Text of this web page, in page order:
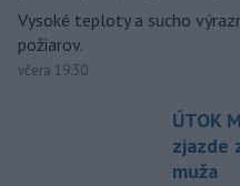
Vysoké teploty a sucho
požiarov.
včera 19:30
ÚTOK
zjazde
muža